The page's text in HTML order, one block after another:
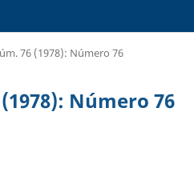
76 (1978): Número 76
Número 76